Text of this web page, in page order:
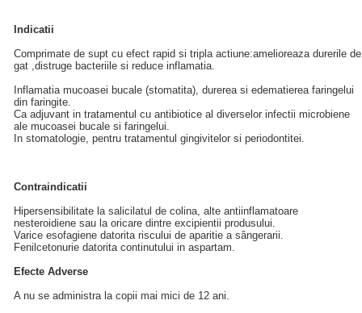
Indicatii
Comprimate de supt cu efect rapid si tripla actiune:amelioreaza durerile de
gat ,distruge bacteriile si reduce inflamatia.
Inflamatia mucoasei bucale (stomatita), durerea si edematierea faringelui
din faringite.
Ca adjuvant in tratamentul cu antibiotice al diverselor infectii microbiene
ale mucoasei bucale si faringelui.
In stomatologie, pentru tratamentul gingivitelor si periodontitei.
Contraindicatii
Hipersensibilitate la salicilatul de colina, alte antiinflamatoare
nesteroidiene sau la oricare dintre excipientii produsului.
Varice esofagiene datorita riscului de aparitie a sângerarii.
Fenilcetonurie datorita continutului in aspartam.
Efecte Adverse
A nu se administra la copii mai mici de 12 ani.